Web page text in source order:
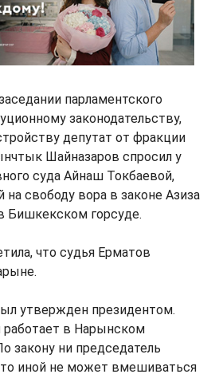
парламентского
законодательству,
депутат от фракции
Шайназаров спросил у
суда Айнаш Токбаевой,
свободу вора в законе Азиза
Бишкекском горсуде.
что судья Ерматов
утвержден президентом.
работает в Нарынском
закону ни председатель
иной не может вмешиваться